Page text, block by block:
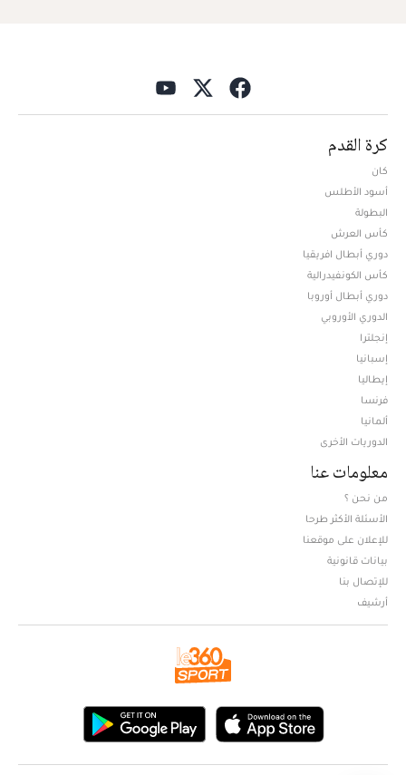
كرة القدم
كان
أسود الأطلس
البطولة
كأس العرش
دوري أبطال افريقيا
كأس الكونفيدرالية
دوري أبطال أوروبا
الدوري الأوروبي
إنجلترا
إسبانيا
إيطاليا
فرنسا
ألمانيا
الدوريات الأخرى
معلومات عنا
من نحن ؟
الأسئلة الأكثر طرحا
للإعلان على موقعنا
بيانات قانونية
للإتصال بنا
أرشيف